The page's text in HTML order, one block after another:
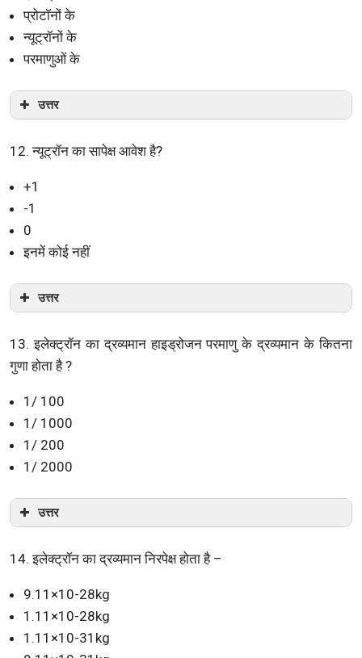
प्रोटॉनों के
न्यूट्रॉनों के
परमाणुओं के
उत्तर
12. न्यूट्रॉन का सापेक्ष आवेश है?
+1
-1
0
इनमें कोई नहीं
उत्तर
13. इलेक्ट्रॉन का द्रव्यमान हाइड्रोजन परमाणु के द्रव्यमान के कितना
गुणा होता है ?
1/ 100
1/ 1000
1/ 200
1/ 2000
उत्तर
14. इलेक्ट्रॉन का द्रव्यमान निरपेक्ष होता है –
9.11×10-28kg
1.11×10-28kg
1.11×10-31kg